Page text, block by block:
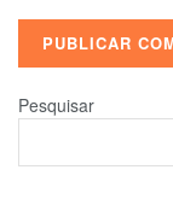
Pesquisar